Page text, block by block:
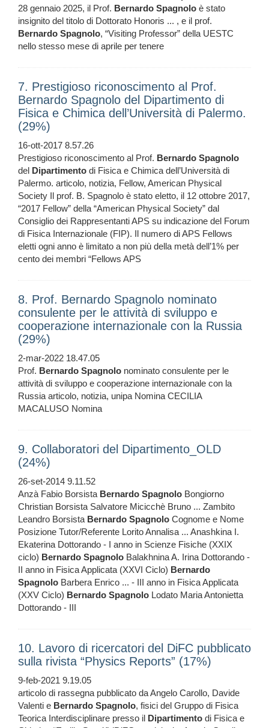
28 gennaio 2025, il Prof. Bernardo Spagnolo è stato
insignito del titolo di Dottorato Honoris ... , e il prof.
Bernardo Spagnolo, “Visiting Professor” della UESTC
nello stesso mese di aprile per tenere
7. Prestigioso riconoscimento al Prof.
Bernardo Spagnolo del Dipartimento di
Fisica e Chimica dell’Università di Palermo.
(29%)
16-ott-2017 8.57.26
Prestigioso riconoscimento al Prof. Bernardo Spagnolo
del Dipartimento di Fisica e Chimica dell’Università di
Palermo. articolo, notizia, Fellow, American Physical
Society Il prof. B. Spagnolo è stato eletto, il 12 ottobre 2017,
“2017 Fellow” della “American Physical Society” dal
Consiglio dei Rappresentanti APS su indicazione del Forum
di Fisica Internazionale (FIP). Il numero di APS Fellows
eletti ogni anno è limitato a non più della metà dell’1% per
cento dei membri “Fellows APS
8. Prof. Bernardo Spagnolo nominato
consulente per le attività di sviluppo e
cooperazione internazionale con la Russia
(29%)
2-mar-2022 18.47.05
Prof. Bernardo Spagnolo nominato consulente per le
attività di sviluppo e cooperazione internazionale con la
Russia articolo, notizia, unipa Nomina CECILIA
MACALUSO Nomina
9. Collaboratori del Dipartimento_OLD
(24%)
26-set-2014 9.11.52
Anzà Fabio Borsista Bernardo Spagnolo Bongiorno
Christian Borsista Salvatore Micicchè Bruno ... Zambito
Leandro Borsista Bernardo Spagnolo Cognome e Nome
Posizione Tutor/Referente Lorito Annalisa ... Anashkina I.
Ekaterina Dottorando - I anno in Scienze Fisiche (XXIX
ciclo) Bernardo Spagnolo Balakhnina A. Irina Dottorando -
II anno in Fisica Applicata (XXVI Ciclo) Bernardo
Spagnolo Barbera Enrico ... - III anno in Fisica Applicata
(XXV Ciclo) Bernardo Spagnolo Lodato Maria Antonietta
Dottorando - III
10. Lavoro di ricercatori del DiFC pubblicato
sulla rivista “Physics Reports” (17%)
9-feb-2021 9.19.05
articolo di rassegna pubblicato da Angelo Carollo, Davide
Valenti e Bernardo Spagnolo, fisici del Gruppo di Fisica
Teorica Interdisciplinare presso il Dipartimento di Fisica e